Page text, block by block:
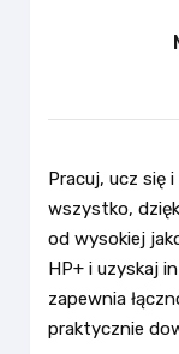
Pracuj, ucz się
wszystko,
od wysokiej
HP+ i uzyskaj
zapewnia
praktycznie